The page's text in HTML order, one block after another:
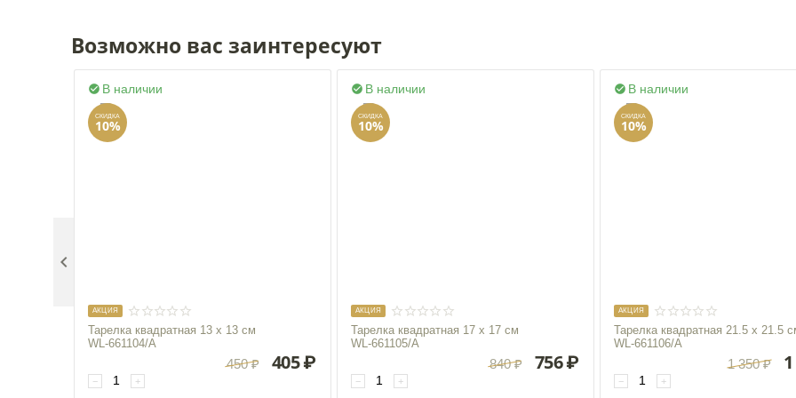
Возможно вас заинтересуют
В наличии

СКИДКА
10%
AКЦИЯ
Тарелка квадратная 13 x 13 см
WL‑661104/A
+
−
450 ₽ 405₽
В наличии

СКИДКА
10%
AКЦИЯ
Тарелка квадратная 17 x 17 см
WL‑661105/A
+
−
840 ₽ 756₽
В наличии

СКИДКА
10%
AКЦИЯ
Тарелка квадратная 21.5 x 21.5
WL‑661106/A
+
−
1 350 ₽
